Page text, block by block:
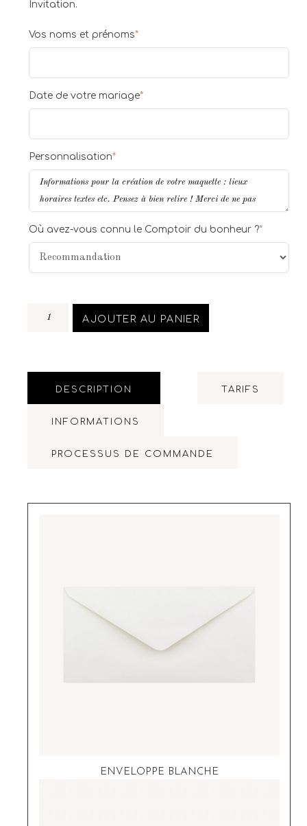
Invitation.
Vos noms et prénoms*
Date de votre mariage*
Personnalisation*
Où avez-vous connu le Comptoir du bonheur ?*
AJOUTER AU PANIER
DESCRIPTION TARIFS
INFORMATIONS
PROCESSUS DE COMMANDE
ENVELOPPE BLANCHE